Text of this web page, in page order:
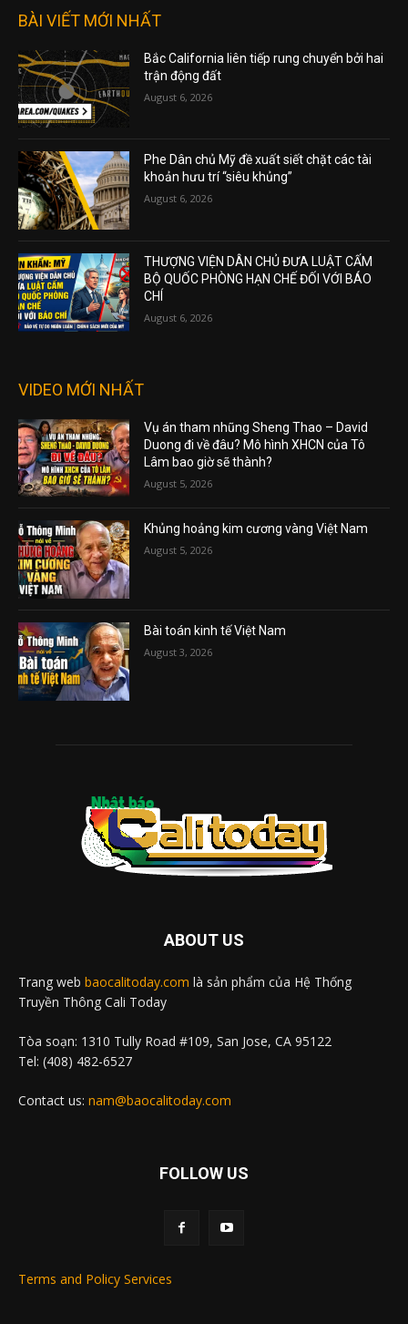
BÀI VIẾT MỚI NHẤT
Bắc California liên tiếp rung chuyển bởi hai
trận động đất
August 6, 2026
Phe Dân chủ Mỹ đề xuất siết chặt các tài
khoản hưu trí “siêu khủng”
August 6, 2026
THƯỢNG VIỆN DÂN CHỦ ĐƯA LUẬT CẤM
BỘ QUỐC PHÒNG HẠN CHẾ ĐỐI VỚI BÁO
CHÍ
August 6, 2026
VIDEO MỚI NHẤT
Vụ án tham nhũng Sheng Thao – David
Duong đi về đâu? Mô hình XHCN của Tô
Lâm bao giờ sẽ thành?
August 5, 2026
Khủng hoảng kim cương vàng Việt Nam
August 5, 2026
Bài toán kinh tế Việt Nam
August 3, 2026
ABOUT US
Trang web baocalitoday.com là sản phẩm của Hệ Thống
Truyền Thông Cali Today
Tòa soạn: 1310 Tully Road #109, San Jose, CA 95122
Tel: (408) 482-6527
Contact us: nam@baocalitoday.com
FOLLOW US
Terms and Policy Services